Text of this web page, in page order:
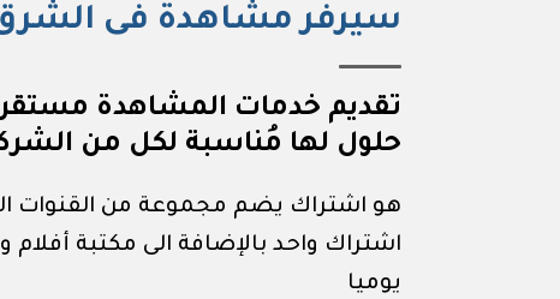
سيرفر مشاهدة فى
تقديم خدمات المشاهدة
حلول لها مُناسبة لكل من
هو اشتراك يضم مجموعة من القنوات
اشتراك واحد بالإضافة الى مكتبة
يوميا